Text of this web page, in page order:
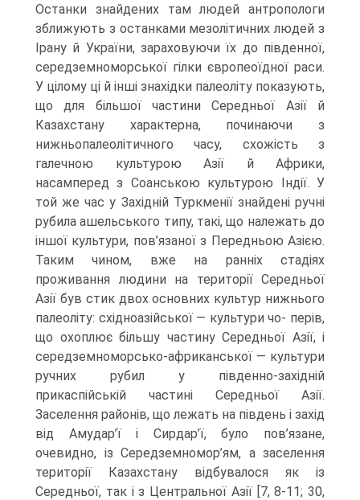
Останки знайдених там людей антропологи
зближують з останками мезолітичних людей з
Ірану й України, зараховуючи їх до південної,
середземноморської гілки європеоїдної раси.
У цілому ці й інші знахідки палеоліту показують,
що для більшої частини Середньої Азії й
Казахстану характерна, починаючи з
нижньопалеолітичного часу, схожість з
галечною культурою Азії й Африки,
насамперед з Соанською куль­турою Індії. У
той же час у Західній Туркменії знайдені ручні
рубила ашельського типу, такі, що належать до
іншої культури, пов’язаної з Передньою Азією.
Таким чином, вже на ранніх стадіях
проживання людини на території Середньої
Азії був стик двох основних культур нижнього
палеоліту: східноазійської — культури чо- перів,
що охоплює більшу частину Середньої Азії, і
середземноморсько-африкан­ської — культури
ручних рубил у південно-західній
прикаспійській частині Серед­ньої Азії.
Заселення районів, що лежать на південь і захід
від Амудар’ї і Сирдар’ї, було пов’язане,
очевидно, із Середземномор’ям, а заселення
території Казахста­ну відбувалося як із
Середньої, так і з Центральної Азії [7, 8-11; 30,